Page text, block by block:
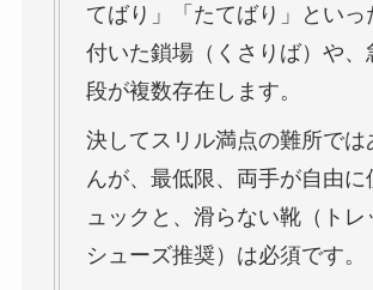
てばり」「たてばり」といっ
付いた鎖場（くさりば）や、
段が複数存在します。
決してスリル満点の難所では
んが、最低限、両手が自由に
ュックと、滑らない靴（トレ
シューズ推奨）は必須です。